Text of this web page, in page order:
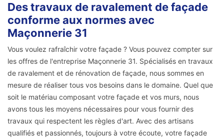
Des travaux de ravalement de façade
conforme aux normes avec
Maçonnerie 31
Vous voulez rafraîchir votre façade ? Vous pouvez compter sur
les offres de l'entreprise Maçonnerie 31. Spécialisés en travaux
de ravalement et de rénovation de façade, nous sommes en
mesure de réaliser tous vos besoins dans le domaine. Quel que
soit le matériau composant votre façade et vos murs, nous
avons tous les moyens nécessaires pour vous fournir des
travaux qui respectent les règles d'art. Avec des artisans
qualifiés et passionnés, toujours à votre écoute, votre façade